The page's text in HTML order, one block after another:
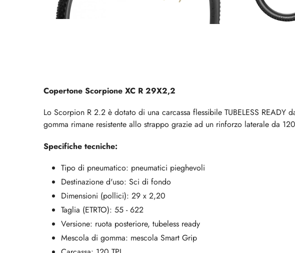
Copertone Scorpione XC R 29X2,2
Lo Scorpion R 2.2 è dotato di una carcassa flessibile TUBELESS
gomma rimane resistente allo strappo grazie ad un rinforzo laterale da
Specifiche tecniche:
Tipo di pneumatico: pneumatici pieghevoli
Destinazione d'uso: Sci di fondo
Dimensioni (pollici): 29 x 2,20
Taglia (ETRTO): 55 - 622
Versione: ruota posteriore, tubeless ready
Mescola di gomma: mescola Smart Grip